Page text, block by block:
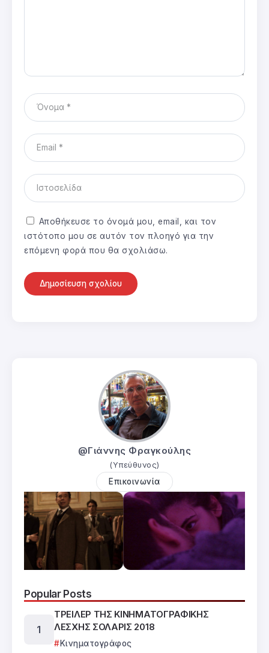
Αποθήκευσε το όνομά μου, email, και τον
ιστότοπο μου σε αυτόν τον πλοηγό για την
επόμενη φορά που θα σχολιάσω.
@Γιάννης Φραγκούλης
(Υπεύθυνος)
Επικοινωνία
Popular Posts
ΤΡΕΙΛΕΡ ΤΗΣ ΚΙΝΗΜΑΤΟΓΡΑΦΙΚΗΣ
ΛΕΣΧΗΣ ΣΟΛΑΡΙΣ 2018
Κινηματογράφος